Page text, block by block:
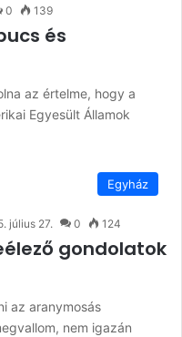
0 139
és
az értelme, hogy a
Egyesült Államok
Egyház
július 27. 0 124
gondolatok
az aranymosás
nem igazán